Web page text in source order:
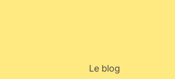
Le blog